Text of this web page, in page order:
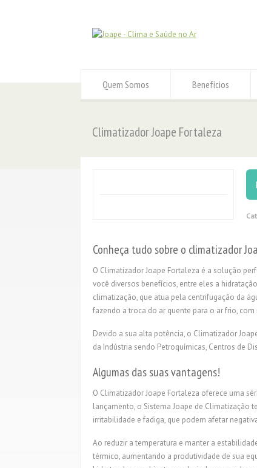
Quem Somos Benefícios
Climatizador Joape Fortaleza
Conheça tudo sobre o climatizador
O Climatizador Joape Fortaleza é a solução
você diversos benefícios, entre eles a
climatização, que atua pela centrifugação da
fazendo a troca do ar quente para o ar frio,
Devido a sua alta potência, o Climatizador
da Indústria sendo Petroquímicas, Centros de
Algumas das suas vantagens!
O Climatizador Joape Fortaleza oferece uma
lançamento, o Sistema Joape de
irritabilidade e fadiga, que podem afetar
Ao reduzir a temperatura e manter a
térmico, aumentando a produtividade de sua